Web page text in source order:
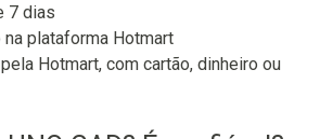
7 dias
plataforma Hotmart
Hotmart, com cartão, dinheiro ou